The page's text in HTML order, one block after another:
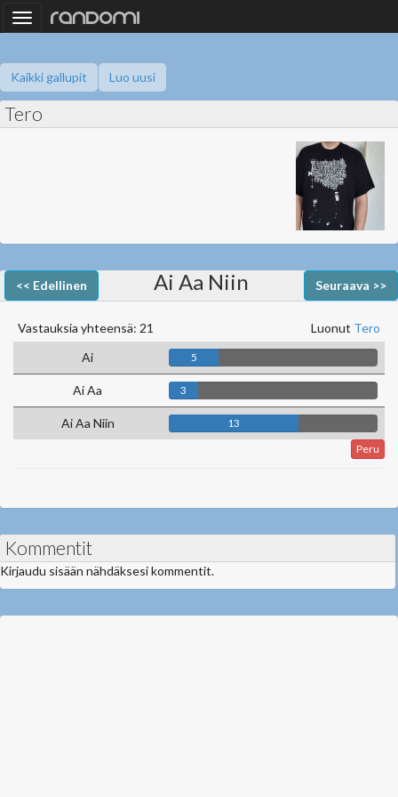
Toggle
navigation
Kaikki gallupit Luo uusi
Tero
<< Edellinen Seuraava >>
Ai Aa Niin
Luonut Tero
Vastauksia yhteensä: 21
Ai
5
Ai Aa 3
Ai Aa Niin
13
Peru
Kommentit
Kirjaudu sisään nähdäksesi kommentit.